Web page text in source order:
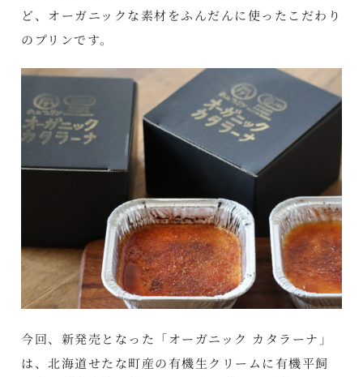
ど、オーガニックな素材をふんだんに使ったこだわり
のプリンです。
今回、新発売となった「オーガニック カタラーナ」
は、北海道せたな町産の有機生クリームに有機平飼